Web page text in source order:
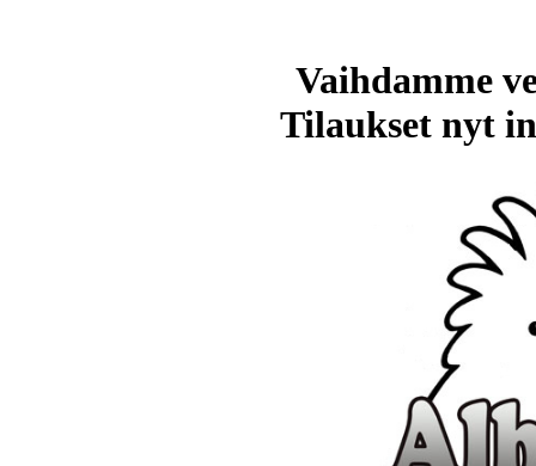
Vaihdamme
Tilaukset nyt